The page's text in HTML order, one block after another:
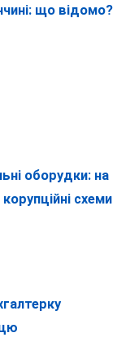
що відомо?
оборудки: на
схеми